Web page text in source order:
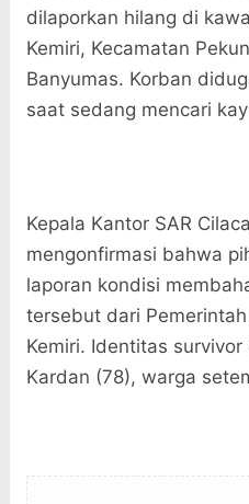
dilaporkan hilang di
Kemiri, Kecamatan
Banyumas. Korban
saat sedang mencari
Kepala Kantor SAR
mengonfirmasi bahwa
laporan kondisi
tersebut dari
Kemiri. Identitas
Kardan (78), warga